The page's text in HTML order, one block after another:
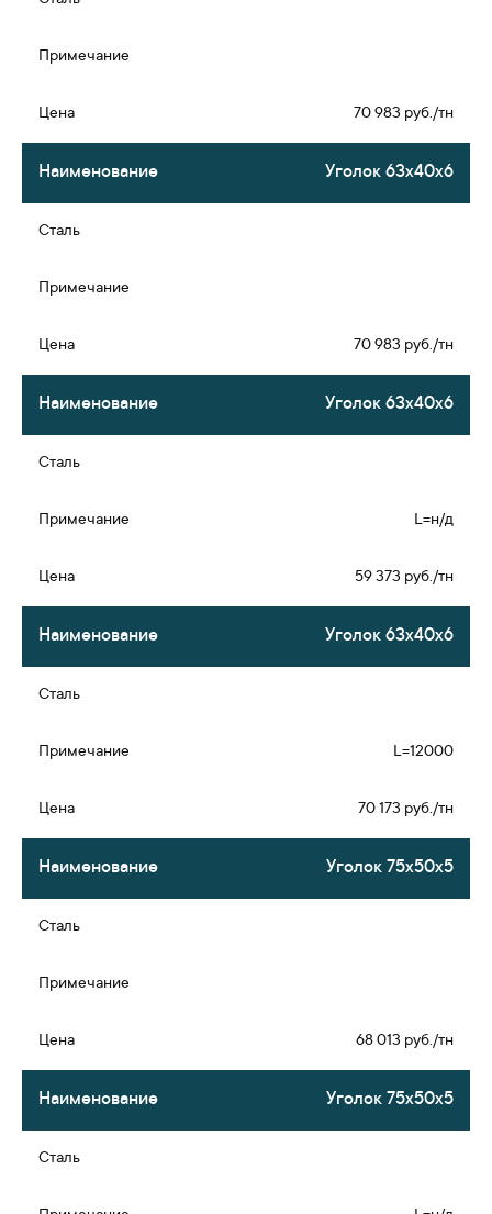
70 983 руб./тн
Уголок 63х40х6
70 983 руб./тн
Уголок 63х40х6
L=н/д
59 373 руб./тн
Уголок 63х40х6
L=12000
70 173 руб./тн
Уголок 75х50х5
68 013 руб./тн
Уголок 75х50х5